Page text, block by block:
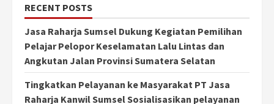
RECENT POSTS
Jasa Raharja Sumsel Dukung Kegiatan Pemilihan
Pelajar Pelopor Keselamatan Lalu Lintas dan
Angkutan Jalan Provinsi Sumatera Selatan
Tingkatkan Pelayanan ke Masyarakat PT Jasa
Raharja Kanwil Sumsel Sosialisasikan pelayanan